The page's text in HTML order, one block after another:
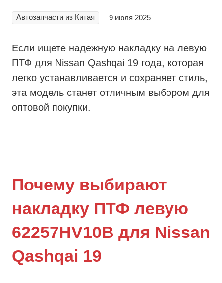
Автозапчасти из Китая 9 июля 2025
Если ищете надежную накладку на левую
ПТФ для Nissan Qashqai 19 года, которая
легко устанавливается и сохраняет стиль,
эта модель станет отличным выбором для
оптовой покупки.
Почему выбирают
накладку ПТФ левую
62257HV10B для Nissan
Qashqai 19